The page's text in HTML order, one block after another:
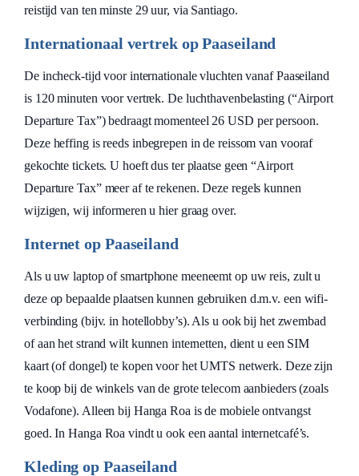
reistijd van ten minste 29 uur, via Santiago.
Internationaal vertrek op Paaseiland
De incheck-tijd voor internationale vluchten vanaf Paaseiland
is 120 minuten voor vertrek. De luchthavenbelasting (“Airport
Departure Tax”) bedraagt momenteel 26 USD per persoon.
Deze heffing is reeds inbegrepen in de reissom van vooraf
gekochte tickets. U hoeft dus ter plaatse geen “Airport
Departure Tax” meer af te rekenen. Deze regels kunnen
wijzigen, wij informeren u hier graag over.
Internet op Paaseiland
Als u uw laptop of smartphone meeneemt op uw reis, zult u
deze op bepaalde plaatsen kunnen gebruiken d.m.v. een wifi-
verbinding (bijv. in hotellobby’s). Als u ook bij het zwembad
of aan het strand wilt kunnen internetten, dient u een SIM
kaart (of dongel) te kopen voor het UMTS netwerk. Deze zijn
te koop bij de winkels van de grote telecom aanbieders (zoals
Vodafone). Alleen bij Hanga Roa is de mobiele ontvangst
goed. In Hanga Roa vindt u ook een aantal internetcafé’s.
Kleding op Paaseiland